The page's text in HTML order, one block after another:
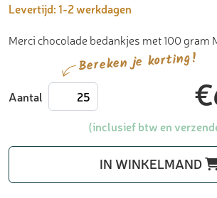
Levertijd:1-2 werkdagen
Merci chocolade bedankjes met 100 gram
Bereken je korting!
Aantal Merci
100
€
(inclusief btw en
IN WINKELMAND